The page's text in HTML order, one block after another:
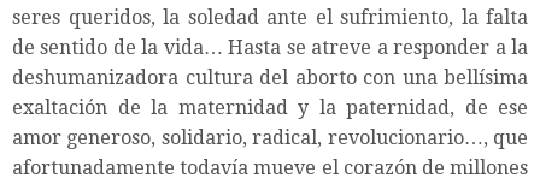
seres queridos, la soledad ante el sufrimiento, la falta
de sentido de la vida… Hasta se atreve a responder a la
deshumanizadora cultura del aborto con una bellísima
exaltación de la maternidad y la paternidad, de ese
amor generoso, solidario, radical, revolucionario…, que
afortunadamente todavía mueve el corazón de millones